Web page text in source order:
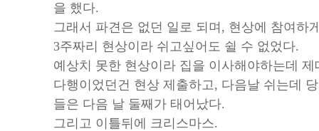
을 했다.
그래서 파견은 없던 일로 되며, 현상에 참여하
3주짜리 현상이라 쉬고싶어도 쉴 수 없었다.
예상치 못한 현상이라 집을 이사해야하는데
다행이었던건 현상 제출하고, 다음날 쉬는데
들은 다음 날 둘째가 태어났다.
그리고 이틀뒤에 크리스마스.